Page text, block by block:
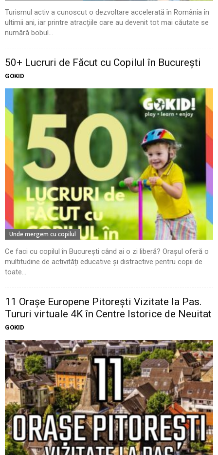
Turismul activ a cunoscut o dezvoltare accelerată în România în
ultimii ani, iar printre atracțiile care au devenit tot mai căutate se
numără bobul...
50+ Lucruri de Făcut cu Copilul în București
GOKID
Unde mergem cu copilul
Ce faci cu copilul în București când ai o zi liberă? Orașul oferă o
multitudine de activități educative și distractive pentru copii de
toate...
11 Oraşe Europene Pitoreşti Vizitate la Pas.
Tururi virtuale 4K în Centre Istorice de Neuitat
GOKID